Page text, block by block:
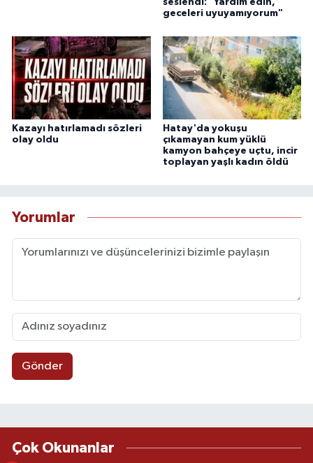
seslendi: "Yardım edin,
geceleri uyuyamıyorum"
Kazayı hatırlamadı sözleri
olay oldu
Hatay'da yokuşu
çıkamayan kum yüklü
kamyon bahçeye uçtu, incir
toplayan yaşlı kadın öldü
Yorumlar
Gönder
Çok Okunanlar